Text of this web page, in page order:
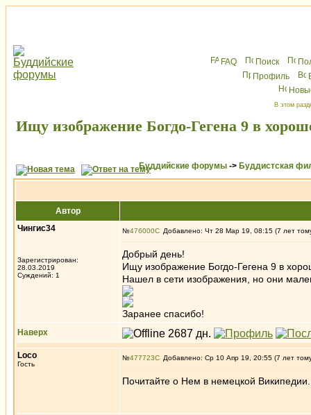
FAQ Поиск
Профиль
В этом
Ищу изображение Богдо-Гегена 9 в
Буддийские форумы -> Буддистская
Автор
Чингис34
Зарегистрирован:
28.03.2019
Суждений: 1
№476000 Добавлено: Чт 28 Мар 19, 08:15 (7 лет
Добрый день!
Ищу изображение Богдо-Гегена 9 в
Нашел в сети изображения, но они
Заранее спасибо!
Наверх
Loco
Гость
№477723 Добавлено: Ср 10 Апр 19, 20:55 (7 лет
Почитайте о Нем в немецкой Википедии.